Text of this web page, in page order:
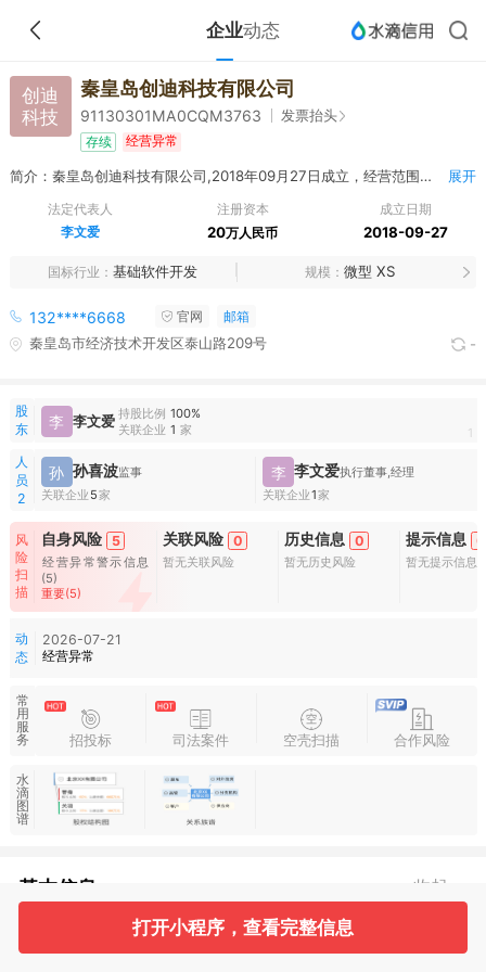
企业动态
创迪
科技
秦皇岛创迪科技有限公司
91130301MA0CQM3763 发票抬头
存续 经营异常
简介：秦皇岛创迪科技有限公司,2018年09月27日成立，经营范围包括计算机软件的技术开发、技术咨询、技术服务；计算机系统集成服务；安全技术防范系统、工业自动化成套设备的设计、安装、维修；楼宇设备自控系统工程服务；电力工程的设计、施工；灯光、音响、舞台设备的租赁、销售；电气设备、智能家居、通讯终端设备、电子产品、仪器仪表的维修、销售；计算机、软件及辅助设备的销售；弱电工程、建筑智能化工程的设计施工**（依法须经批准的项目，经相关部门批准后方可开展经营活动） 展开
法定代表人
李文爱
注册资本
20万人民币
成立日期
2018-09-27
国标行业 基础软件开发 规模 微型 XS
132****6668 官网 邮箱
秦皇岛市经济技术开发区泰山路209号 -
股
东
李 李文爱 持股比例 100%
关联企业 1 家 1
人
员
2
孙 孙喜波监事
关联企业 5家
李 李文爱执行董事,经理
关联企业1家
风
险
扫
描
自身风险 5
经营异常警示信息
(5)
重要(5)
关联风险 0
暂无关联风险
历史信息 0
暂无历史风险
提示信息 0
暂无提示信息
动
态
2026-07-21
经营异常
常
用
服
务
招投标 司法案件 空壳扫描 合作风险
水
滴
图
谱
基本信息 收起
1 2
打开小程序，查看完整信息